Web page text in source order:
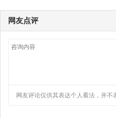
网友点评
网友评论仅供其表达个人看法，并不